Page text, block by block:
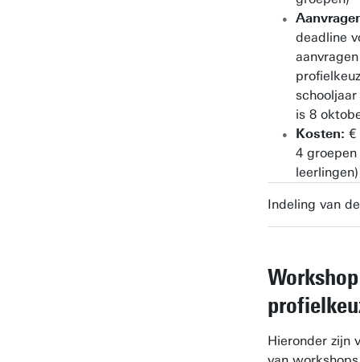
deadline
is 8
Kosten: €
4 groepen
leerlingen)
Indeling van
Hieronder zijn